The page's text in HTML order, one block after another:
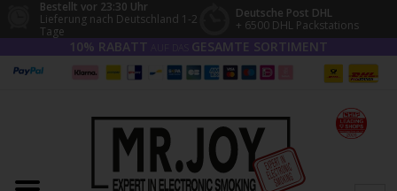
Bestellt vor 23:30 Uhr
Lieferung nach Deutschland 1-2
Tage
Deutsche Post DHL
+ 6500 DHL Packstations
10% RABATT GESAMTE SORTIMENT